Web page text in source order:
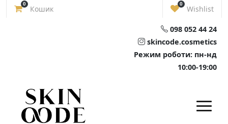
Skip
0
Кошик
0
Wishlist
098 052 44 24
skincode.cosmetics
Режим роботи: пн-нд
10:00-19:00